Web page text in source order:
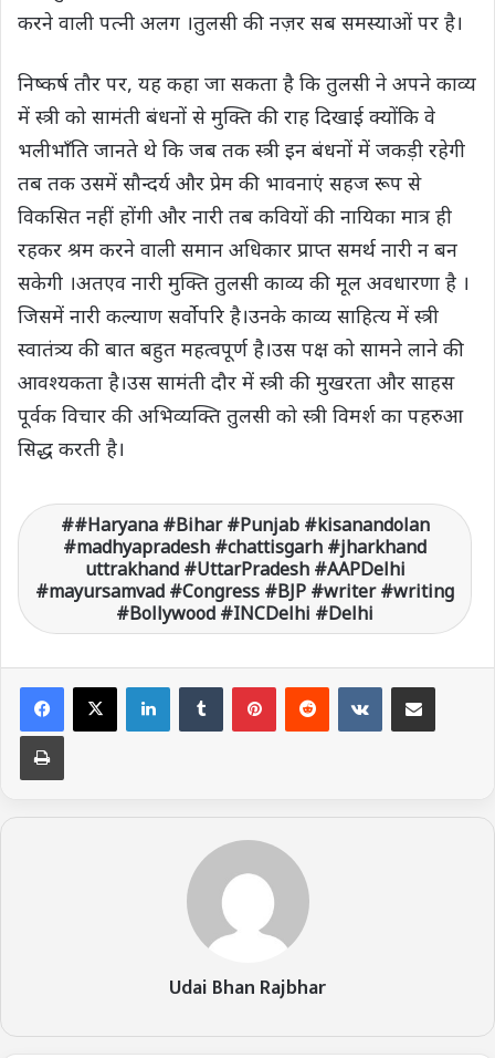
करने वाली पत्नी अलग ।तुलसी की नज़र सब समस्याओं पर है।
निष्कर्ष तौर पर, यह कहा जा सकता है कि तुलसी ने अपने काव्य
में स्त्री को सामंती बंधनों से मुक्ति की राह दिखाई क्योंकि वे
भलीभाँति जानते थे कि जब तक स्त्री इन बंधनों में जकड़ी रहेगी
तब तक उसमें सौन्दर्य और प्रेम की भावनाएं सहज रूप से
विकसित नहीं होंगी और नारी तब कवियों की नायिका मात्र ही
रहकर श्रम करने वाली समान अधिकार प्राप्त समर्थ नारी न बन
सकेगी ।अतएव नारी मुक्ति तुलसी काव्य की मूल अवधारणा है ।
जिसमें नारी कल्याण सर्वोपरि है।उनके काव्य साहित्य में स्त्री
स्वातंत्र्य की बात बहुत महत्वपूर्ण है।उस पक्ष को सामने लाने की
आवश्यकता है।उस सामंती दौर में स्त्री की मुखरता और साहस
पूर्वक विचार की अभिव्यक्ति तुलसी को स्त्री विमर्श का पहरुआ
सिद्ध करती है।
#Haryana #Bihar #Punjab #kisanandolan
#madhyapradesh #chattisgarh #jharkhand
uttrakhand #UttarPradesh #AAPDelhi
#mayursamvad #Congress #BJP #writer #writing
#Bollywood #INCDelhi #Delhi
LinkedIn VKontakte
Udai Bhan Rajbhar